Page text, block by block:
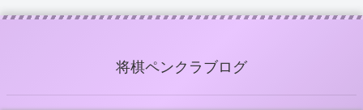
将棋ペンクラブログ